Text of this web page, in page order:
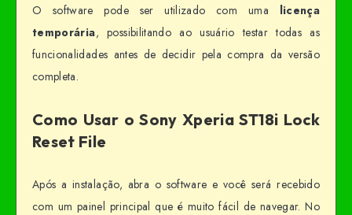
O software pode ser utilizado com uma licença
temporária, possibilitando ao usuário testar todas as
funcionalidades antes de decidir pela compra da versão
completa.
Como Usar o Sony Xperia ST18i Lock
Reset File
Após a instalação, abra o software e você será recebido
com um painel principal que é muito fácil de navegar. No